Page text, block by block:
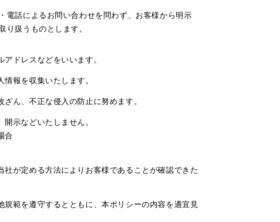
電話によるお問い合わせを問わず、お客様から明示
り扱うものとします。
ドレスなどをいいます。
報を収集いたします。
ん、不正な侵入の防止に努めます。
示などいたしません。
合
が定める方法によりお客様であることが確認できた
範を遵守するとともに、本ポリシーの内容を適宜見